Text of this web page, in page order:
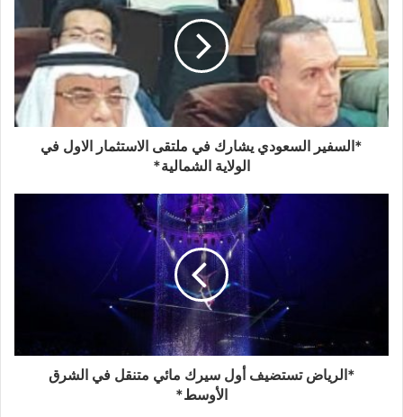
*السفير السعودي يشارك في ملتقى الاستثمار الاول في
الولاية الشمالية*
*الرياض تستضيف أول سيرك مائي متنقل في الشرق
الأوسط*